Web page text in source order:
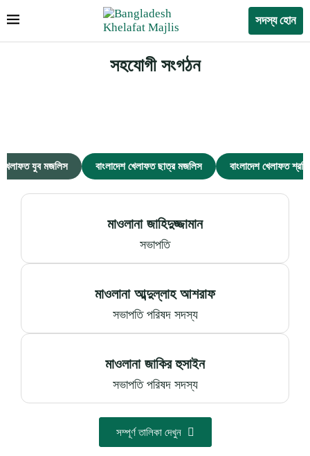
সদস্য হোন
সহযোগী সংগঠন
খেলাফত যুব মজলিস বাংলাদেশ খেলাফত ছাত্র মজলিস বাংলাদেশ খেলাফত
মাওলানা জাহিদুজ্জামান
সভাপতি
মাওলানা আব্দুল্লাহ আশরাফ
সভাপতি পরিষদ সদস্য
মাওলানা জাকির হুসাইন
সভাপতি পরিষদ সদস্য
সম্পূর্ণ তালিকা দেখুন